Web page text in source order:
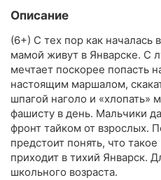
Описание
(6+) С тех пор как началась
мамой живут в Январске. С
мечтает поскорее попасть
настоящим маршалом,
шпагой наголо и «хлопать»
фашисту в день. Мальчики
фронт тайком от взрослых.
предстоит понять, что
приходит в тихий Январск.
школьного возраста.